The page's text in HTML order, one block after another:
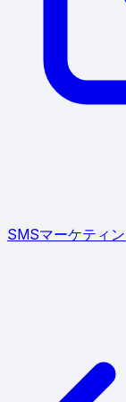
SMSマーケティ